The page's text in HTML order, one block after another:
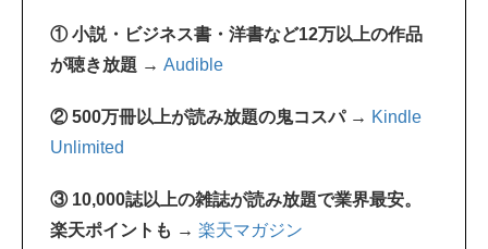
① 小説・ビジネス書・洋書など12万以上の作品
が聴き放題 → Audible
② 500万冊以上が読み放題の鬼コスパ → Kindle
Unlimited
③ 10,000誌以上の雑誌が読み放題で業界最安。
楽天ポイントも → 楽天マガジン